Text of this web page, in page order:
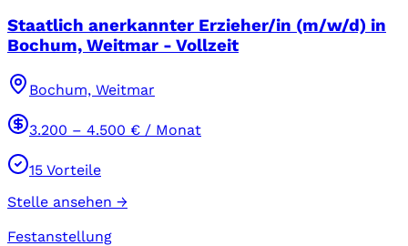
Staatlich anerkannter Erzieher/in (m/w/d) in
Bochum, Weitmar - Vollzeit
Bochum, Weitmar
3.200 – 4.500 € / Monat
15 Vorteile
Stelle ansehen →
Festanstellung